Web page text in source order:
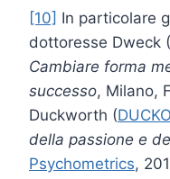
[10] In particolare
dottoresse Dweck
Cambiare forma
successo, Milano,
Duckworth (
della passione e
Psychometrics,